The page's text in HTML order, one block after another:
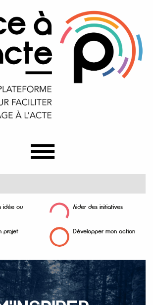
idée ou
Aider des initiatives
projet Développer mon action